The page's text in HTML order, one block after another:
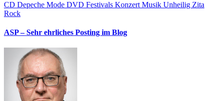
CD Depeche Mode DVD Festivals Konzert Musik Unheilig Zita
Rock
ASP – Sehr ehrliches Posting im Blog